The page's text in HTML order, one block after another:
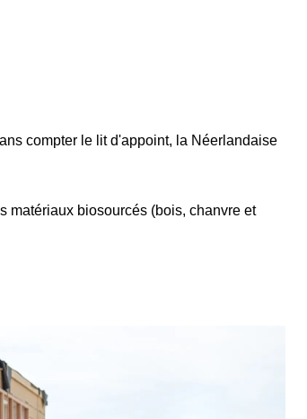
compter le lit d'appoint, la Néerlandaise
matériaux biosourcés (bois, chanvre et